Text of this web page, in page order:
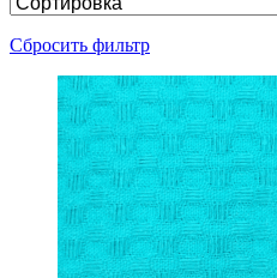
Сбросить фильтр